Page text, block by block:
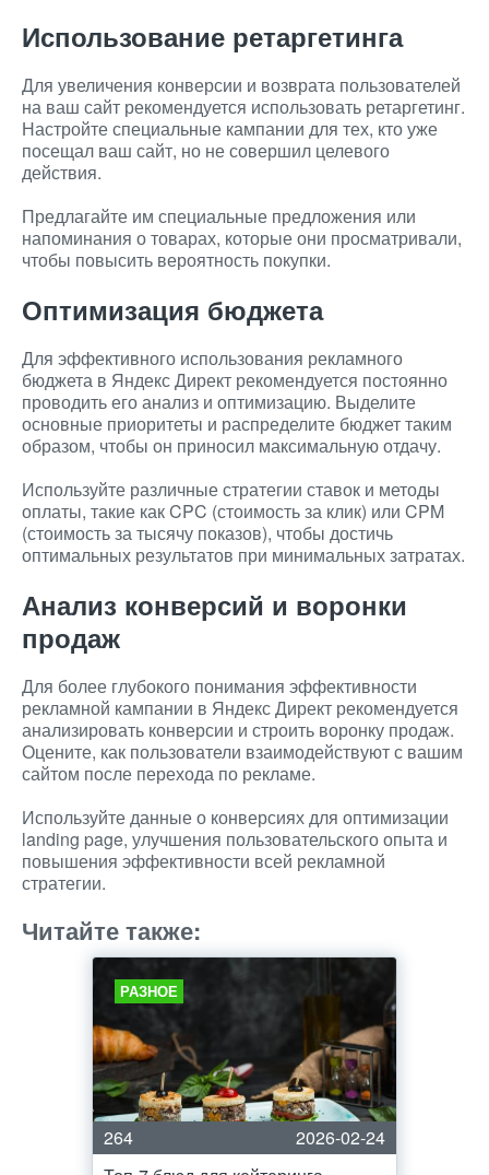
Использование ретаргетинга
Для увеличения конверсии и возврата пользователей
на ваш сайт рекомендуется использовать ретаргетинг.
Настройте специальные кампании для тех, кто уже
посещал ваш сайт, но не совершил целевого
действия.
Предлагайте им специальные предложения или
напоминания о товарах, которые они просматривали,
чтобы повысить вероятность покупки.
Оптимизация бюджета
Для эффективного использования рекламного
бюджета в Яндекс Директ рекомендуется постоянно
проводить его анализ и оптимизацию. Выделите
основные приоритеты и распределите бюджет таким
образом, чтобы он приносил максимальную отдачу.
Используйте различные стратегии ставок и методы
оплаты, такие как CPC (стоимость за клик) или CPM
(стоимость за тысячу показов), чтобы достичь
оптимальных результатов при минимальных затратах.
Анализ конверсий и воронки
продаж
Для более глубокого понимания эффективности
рекламной кампании в Яндекс Директ рекомендуется
анализировать конверсии и строить воронку продаж.
Оцените, как пользователи взаимодействуют с вашим
сайтом после перехода по рекламе.
Используйте данные о конверсиях для оптимизации
landing page, улучшения пользовательского опыта и
повышения эффективности всей рекламной
стратегии.
Читайте также:
РАЗНОЕ
264
2026-02-24